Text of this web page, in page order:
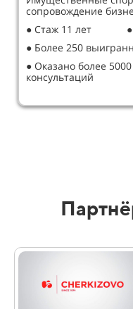
сопровождение
● Стаж 11 лет
● Более 250
● Оказано более
консультаций